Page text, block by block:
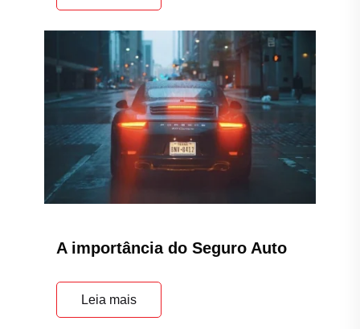
A importância do Seguro Auto
Leia mais